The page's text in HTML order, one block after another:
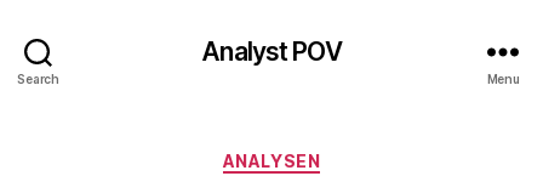
Search
Analyst POV
Menu
Categories
ANALYSEN